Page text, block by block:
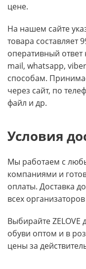
цене.
На нашем сайте
товара составляет
оперативный
mail, whatsapp,
способам.
через сайт, по
файл и др.
Условия
Мы работаем с
компаниями и
оплаты. Доставка
всех
Выбирайте ZELOVE
обуви оптом и в
цены за